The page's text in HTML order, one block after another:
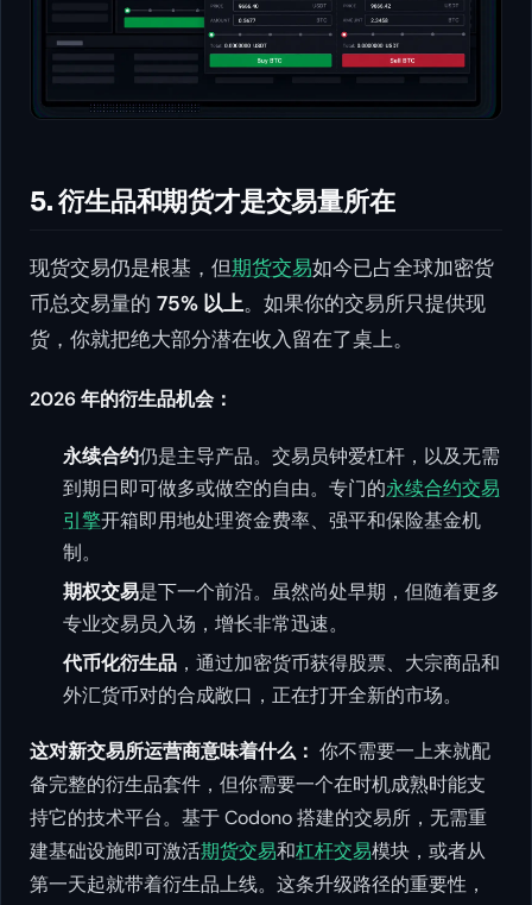
5. 衍生品和期货才是交易量所在
现货交易仍是根基，但期货交易如今已占全球加密货
币总交易量的 75% 以上。如果你的交易所只提供现
货，你就把绝大部分潜在收入留在了桌上。
2026 年的衍生品机会：
永续合约仍是主导产品。交易员钟爱杠杆，以及无需
到期日即可做多或做空的自由。专门的永续合约交易
引擎开箱即用地处理资金费率、强平和保险基金机
制。
期权交易是下一个前沿。虽然尚处早期，但随着更多
专业交易员入场，增长非常迅速。
代币化衍生品 ，通过加密货币获得股票、大宗商品和
外汇货币对的合成敞口，正在打开全新的市场。
这对新交易所运营商意味着什么： 你不需要一上来就配
备完整的衍生品套件，但你需要一个在时机成熟时能支
持它的技术平台。基于 Codono 搭建的交易所，无需重
建基础设施即可激活期货交易和杠杆交易模块，或者从
第一天起就带着衍生品上线。这条升级路径的重要性，